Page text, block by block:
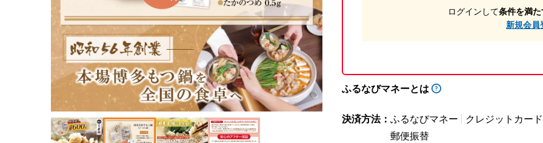
ログインして条件を満
新規会員
ふるなびマネーとは
決済方法： ふるなびマネー
クレジットカード
郵便振替